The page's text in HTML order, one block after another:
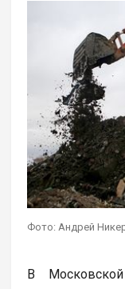
Фото: Андрей
В